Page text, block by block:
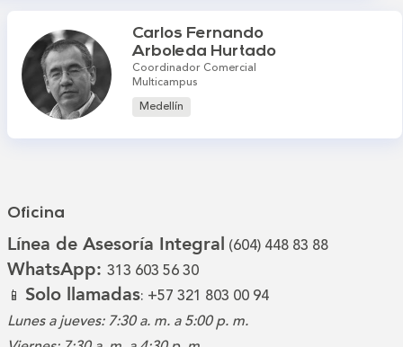
Carlos Fernando
Arboleda Hurtado
Coordinador Comercial
Multicampus
Medellín
Oficina
Línea de Asesoría Integral (604) 448 83 88
WhatsApp: 313 603 56 30
📱 Solo llamadas: +57 321 803 00 94
Lunes a jueves: 7:30 a. m. a 5:00 p. m.